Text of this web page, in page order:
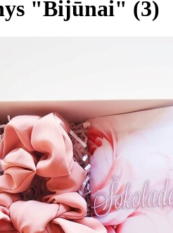
"Bijūnai" (3)